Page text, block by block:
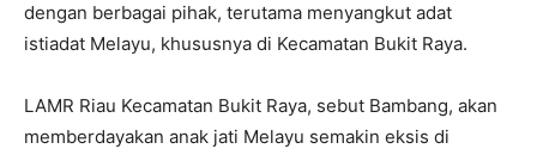
dengan berbagai pihak, terutama menyangkut adat
istiadat Melayu, khususnya di Kecamatan Bukit Raya.
LAMR Riau Kecamatan Bukit Raya, sebut Bambang, akan
memberdayakan anak jati Melayu semakin eksis di